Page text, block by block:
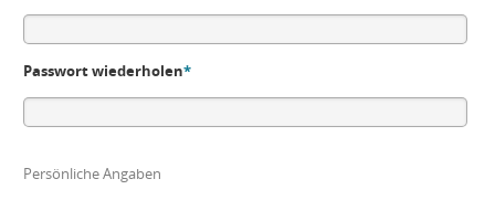
Passwort wiederholen*
Persönliche Angaben